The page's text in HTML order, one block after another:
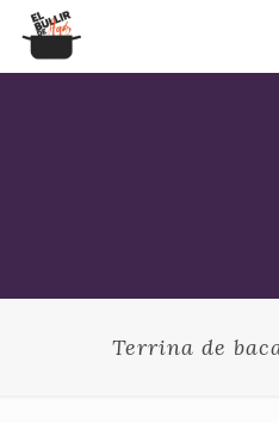
Terrina de